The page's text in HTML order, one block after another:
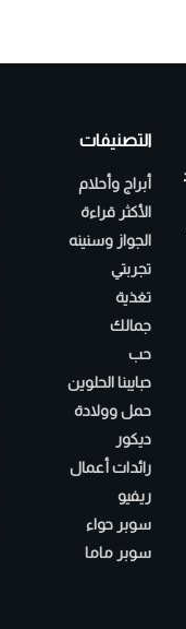
التصنيفات
أبراج وأحلام
الأكثر قراءة
الجواز وسنينه
تجربتي
تغذية
جمالك
حب
حبايبنا الحلوين
حمل وولادة
ديكور
رائدات أعمال
ريفيو
سوبر حواء
سوبر ماما